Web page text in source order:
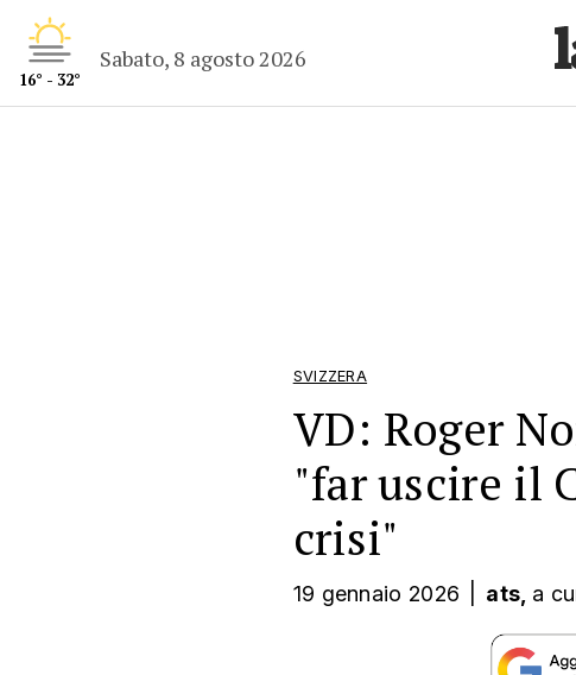
16° - 32°
Sabato, 8 agosto 2026
SVIZZERA
VD: Roger
"far uscire il
crisi"
19 gennaio 2026 ats, a